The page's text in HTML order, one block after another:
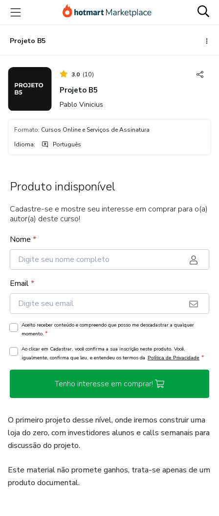
para
conteúdo
principal
para
pagamento
para
rodapéProjeto B5
3.0 (10)
Projeto B5
Pablo Vinicius
Formato: Cursos Online e Serviços de Assinatura
Idioma: Português
Produto indisponível
Cadastre-se e mostre seu interesse em comprar para o(a)
autor(a) deste curso!
Nome *
Email*
Aceito receber conteúdo e compreendo que posso me descadastrar a qualquer
momento. *
Ao clicar em Cadastrar, você confirma a sua inscrição neste produto. Você,
igualmente, confirma que leu, e entendeu os termos da Política de Privacidade *
Tenho interesse em comprar!
O primeiro projeto desse nível, onde iremos construir uma
loja do zero, com investidores alunos e calls semanais para
discussão do projeto.
Este material não promete ganhos, trata-se apenas de um
produto documental.